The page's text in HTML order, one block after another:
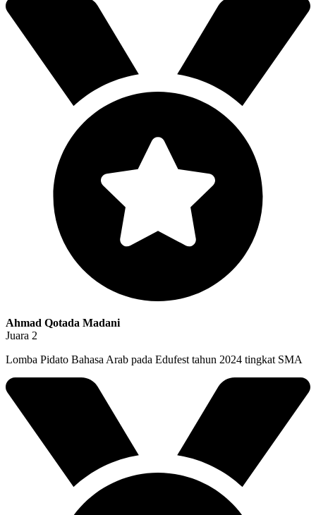
Ahmad Qotada Madani
Juara 2
Lomba Pidato Bahasa Arab pada Edufest tahun 2024 tingkat SMA